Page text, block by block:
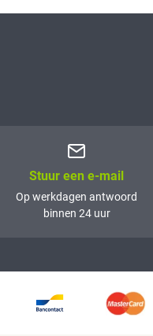
Stuur een e-mail
Op werkdagen antwoord
binnen 24 uur